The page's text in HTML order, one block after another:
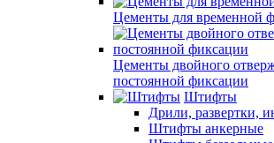
Цементы для временной
Цементы двойного
постоянной фиксации
Штифты
Дрили, развертки,
Штифты анкерные